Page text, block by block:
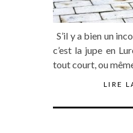
S’il y a bien un
c’est la jupe en
tout court, ou
LIRE